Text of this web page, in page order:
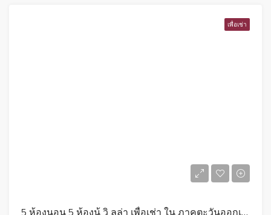
เพื่อเช่า
5 ห้องนอน 5 ห้องน้ วิ ลล่า เพื่อเช่า ใน ภาคตะวันออกเฉียงเหนือ – HV0273